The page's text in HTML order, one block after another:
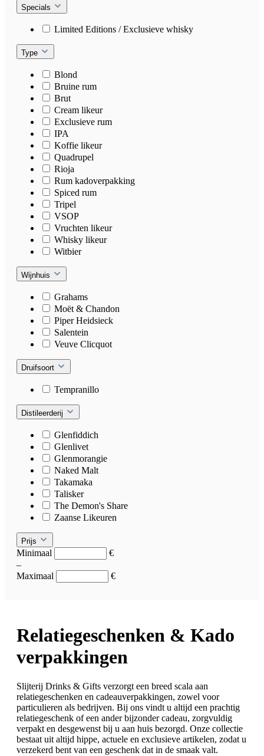
Specials
Limited Editions / Exclusieve whisky
Type
Blond
Bruine rum
Brut
Cream likeur
Exclusieve rum
IPA
Koffie likeur
Quadrupel
Rioja
Rum kadoverpakking
Spiced rum
Tripel
VSOP
Vruchten likeur
Whisky likeur
Witbier
Wijnhuis
Grahams
Moët & Chandon
Piper Heidsieck
Salentein
Veuve Clicquot
Druifsoort
Tempranillo
Distileerderij
Glenfiddich
Glenlivet
Glenmorangie
Naked Malt
Takamaka
Talisker
The Demon's Share
Zaanse Likeuren
Prijs
Minimaal
€
–
Maximaal
€
Relatiegeschenken & Kado
verpakkingen
Slijterij Drinks & Gifts verzorgt een breed scala aan
relatiegeschenken en cadeauverpakkingen, zowel voor
particulieren als bedrijven. Bij ons vindt u altijd een prachtig
relatiegeschenk of een ander bijzonder cadeau, zorgvuldig
verpakt en desgewenst bij u aan huis bezorgd. Onze collectie
bestaat uit altijd hippe, actuele en exclusieve artikelen, zodat u
verzekerd bent van een geschenk dat in de smaak valt.